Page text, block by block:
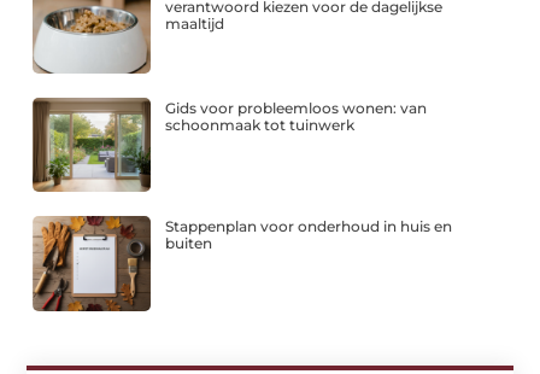
verantwoord kiezen voor de dagelijkse
maaltijd
Gids voor probleemloos wonen: van
schoonmaak tot tuinwerk
Stappenplan voor onderhoud in huis en
buiten